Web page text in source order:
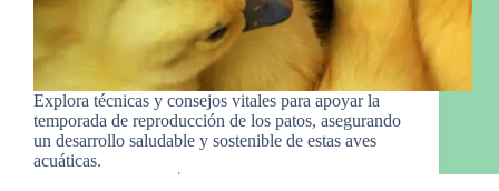
Explora técnicas y consejos vitales para apoyar la
temporada de reproducción de los patos, asegurando
un desarrollo saludable y sostenible de estas aves
acuáticas.